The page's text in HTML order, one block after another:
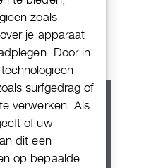
zoals
je apparaat
Door in
surfgedrag of
verwerken. Als
of uw
dit een
op bepaalde
Calendar